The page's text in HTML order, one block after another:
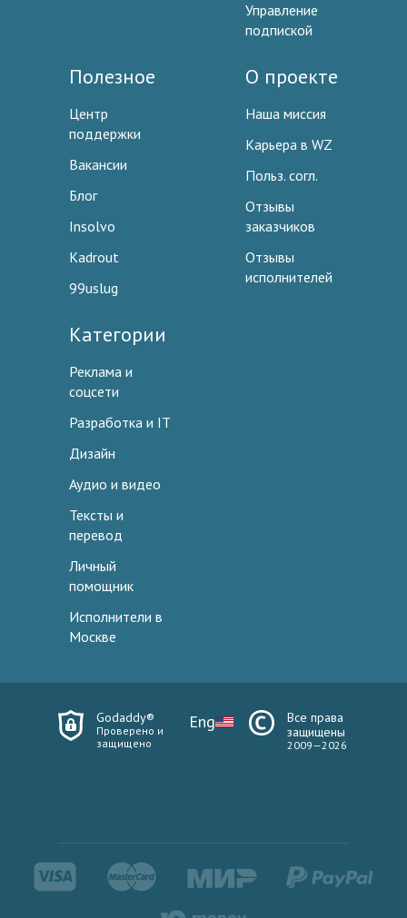
Управление
подпиской
Полезное
Центр
поддержки
Вакансии
Блог
Insolvo
Kadrout
99uslug
О проекте
Наша миссия
Карьера в WZ
Польз. согл.
Отзывы
заказчиков
Отзывы
исполнителей
Категории
Реклама и
соцсети
Разработка и IT
Дизайн
Аудио и видео
Тексты и
перевод
Личный
помощник
Исполнители в
Москве
Godaddy®
Проверено и
защищено
Eng
Все права
защищены
2009—2026